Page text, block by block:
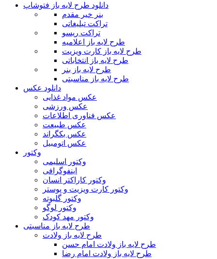
دانلود طرح لایه باز فتوشاپ
بنر خیر مقدم
تراکت تبلیغاتی
تراکت ریسو
طرح لایه باز اعلامیه
طرح لایه باز کارت ویزیت
طرح لایه باز انتخاباتی
طرح لایه باز بنر
طرح لایه باز مناسبتی
دانلود عکس
عکس مواد غذایی
عکس ورزشی
عکس فناوری اطلاعات
عکس طبیعت
عکس بکگراند
عکس اتومبیل
وکتور
وکتور اسلیمی
اینفوگرافی
وکتور کاراکتر انسان
وکتور کارت ویزیت و پوستر
وکتور گلبوته
وکتور لوگو
وکتور مهد کودک
طرح لایه باز مناسبتی
طرح لایه باز ولادت
طرح لایه باز ولادت امام حسن
طرح لایه باز ولادت امام رضا